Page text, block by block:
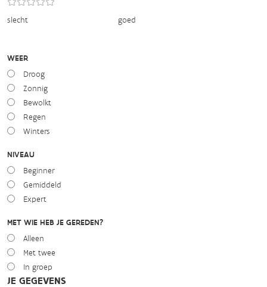
slecht goed
WEER
Droog
Zonnig
Bewolkt
Regen
Winters
NIVEAU
Beginner
Gemiddeld
Expert
MET WIE HEB JE GEREDEN?
Alleen
Met twee
In groep
JE GEGEVENS